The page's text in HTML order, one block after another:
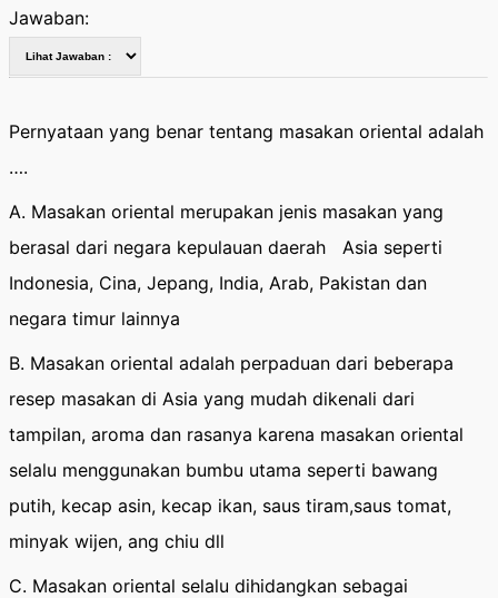
Jawaban:
Pernyataan yang benar tentang masakan oriental adalah
….
A. Masakan oriental merupakan jenis masakan yang
berasal dari negara kepulauan daerah Asia seperti
Indonesia, Cina, Jepang, India, Arab, Pakistan dan
negara timur lainnya
B. Masakan oriental adalah perpaduan dari beberapa
resep masakan di Asia yang mudah dikenali dari
tampilan, aroma dan rasanya karena masakan oriental
selalu menggunakan bumbu utama seperti bawang
putih, kecap asin, kecap ikan, saus tiram,saus tomat,
minyak wijen, ang chiu dll
C. Masakan oriental selalu dihidangkan sebagai